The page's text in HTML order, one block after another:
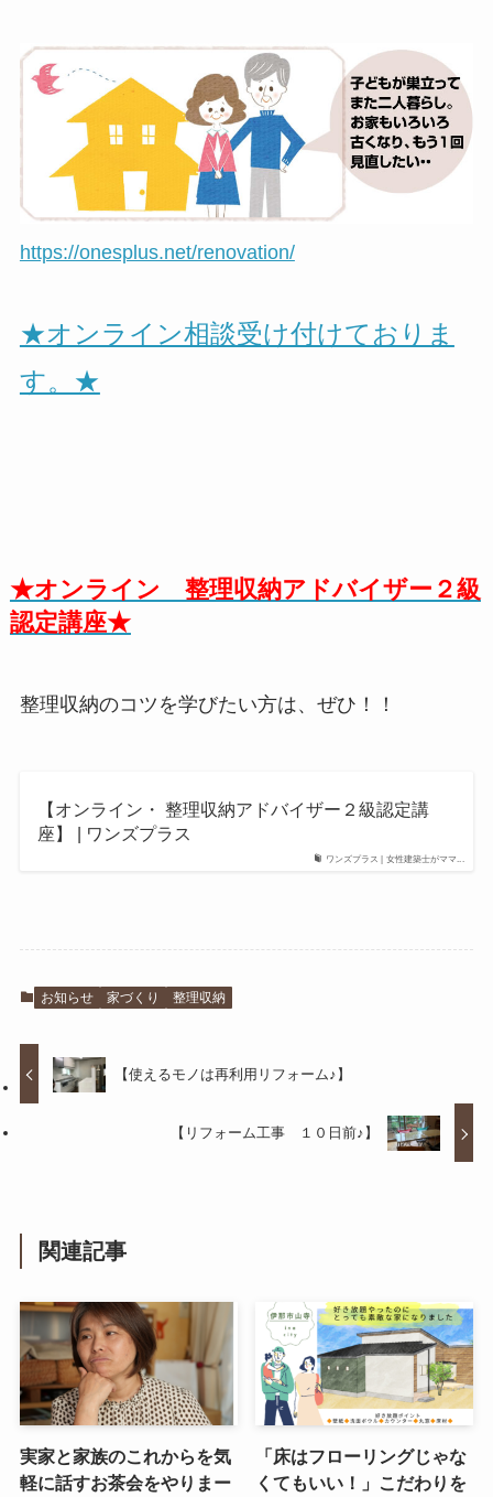
https://onesplus.net/renovation/
★オンライン相談受け付けておりま
す。★
★オンライン 整理収納アドバイザー２級
認定講座★
整理収納のコツを学びたい方は、ぜひ！！
ワンズプラス | 女性建築士がママ...
【オンライン・ 整理収納アドバイザー２級認定講
座】 | ワンズプラス
お知らせ 家づくり 整理収納
【使えるモノは再利用リフォーム♪】
【リフォーム工事 １０日前♪】
関連記事
実家と家族のこれからを気
軽に話すお茶会をやりまー
「床はフローリングじゃな
くてもいい！」こだわりを